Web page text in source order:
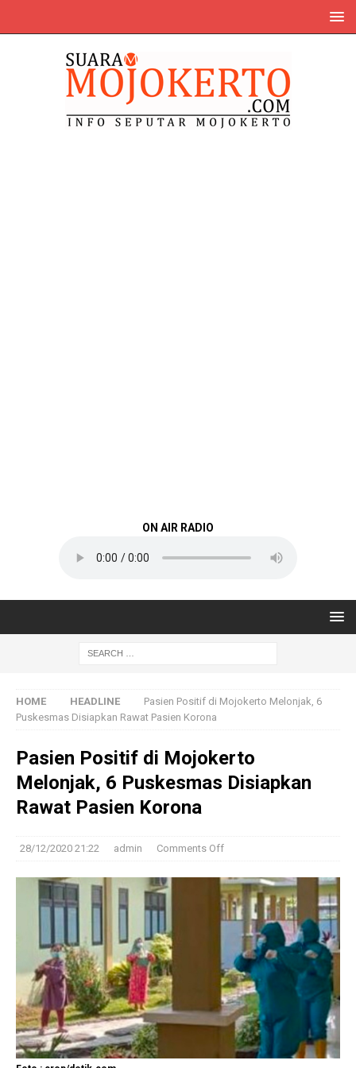
ON AIR RADIO
HOME HEADLINE
Pasien Positif di Mojokerto Melonjak, 6
Puskesmas Disiapkan Rawat Pasien Korona
Pasien Positif di Mojokerto
Melonjak, 6 Puskesmas Disiapkan
Rawat Pasien Korona
28/12/2020 21:22 admin Comments Off